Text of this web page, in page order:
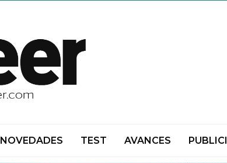
NOVEDADES TEST AVANCES